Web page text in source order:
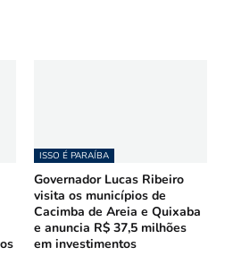
ISSO É PARAÍBA
Governador Lucas Ribeiro
visita os municípios de
Cacimba de Areia e Quixaba
e anuncia R$ 37,5 milhões
em investimentos